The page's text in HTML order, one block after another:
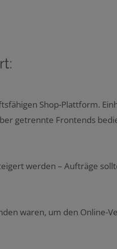
Shop-Plattform.
getrennte Frontends
werden – Aufträge
waren, um den Online-